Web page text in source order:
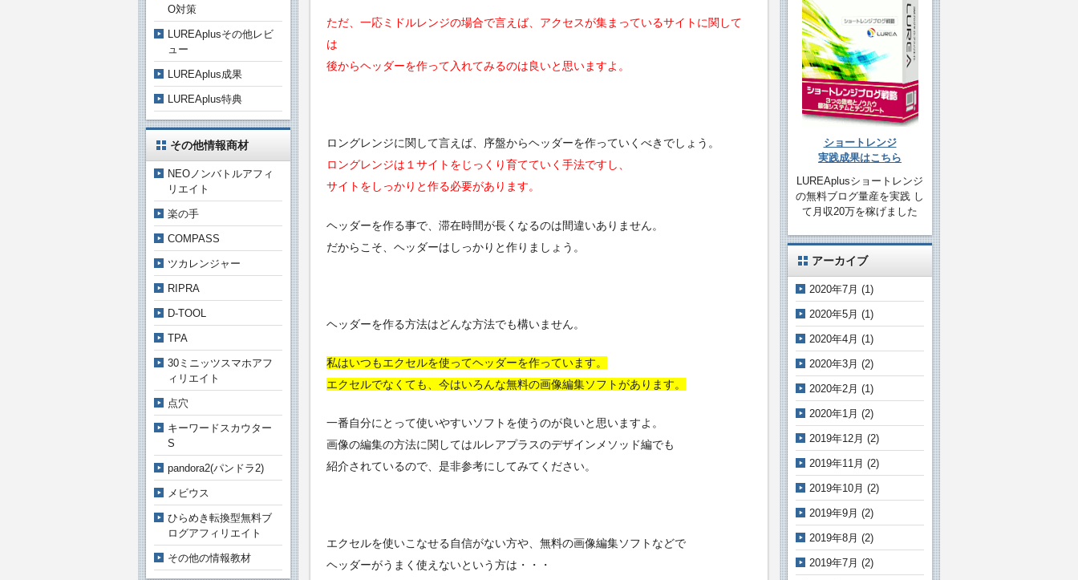
ただ、一応ミドルレンジの場合で言えば、アクセスが集まっているサイトに関して
は
後からヘッダーを作って入れてみるのは良いと思いますよ。
ロングレンジに関して言えば、序盤からヘッダーを作っていくべきでしょう。
ロングレンジは１サイトをじっくり育てていく手法ですし、
サイトをしっかりと作る必要があります。
ヘッダーを作る事で、滞在時間が長くなるのは間違いありません。
だからこそ、ヘッダーはしっかりと作りましょう。
ヘッダーを作る方法はどんな方法でも構いません。
私はいつもエクセルを使ってヘッダーを作っています。
エクセルでなくても、今はいろんな無料の画像編集ソフトがあります。
一番自分にとって使いやすいソフトを使うのが良いと思いますよ。
画像の編集の方法に関してはルレアプラスのデザインメソッド編でも
紹介されているので、是非参考にしてみてください。
エクセルを使いこなせる自信がない方や、無料の画像編集ソフトなどで
ヘッダーがうまく使えないという方は・・・
O対策
LUREAplusその他レビ
ュー
LUREAplus成果
LUREAplus特典
その他情報商材
NEOノンバトルアフィ
リエイト
楽の手
COMPASS
ツカレンジャー
RIPRA
D-TOOL
TPA
30ミニッツスマホアフ
ィリエイト
点穴
キーワードスカウター
S
pandora2(パンドラ2)
メビウス
ひらめき転換型無料ブ
ログアフィリエイト
その他の情報教材
ショートレンジ
実践成果はこちら
LUREAplusショートレンジ
の無料ブログ量産を実践 し
て月収20万を稼げました
アーカイブ
2020年7月 (1)
2020年5月 (1)
2020年4月 (1)
2020年3月 (2)
2020年2月 (1)
2020年1月 (2)
2019年12月 (2)
2019年11月 (2)
2019年10月 (2)
2019年9月 (2)
2019年8月 (2)
2019年7月 (2)